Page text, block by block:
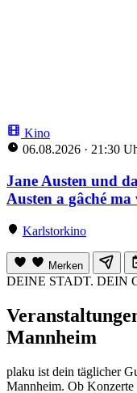
Kino
06.08.2026 · 21:30
Jane Austen und
Austen a gâché
Karlstorkino
Merken
DEINE STADT. DEIN
Mannheim
plaku ist dein täglicher
Mannheim. Ob